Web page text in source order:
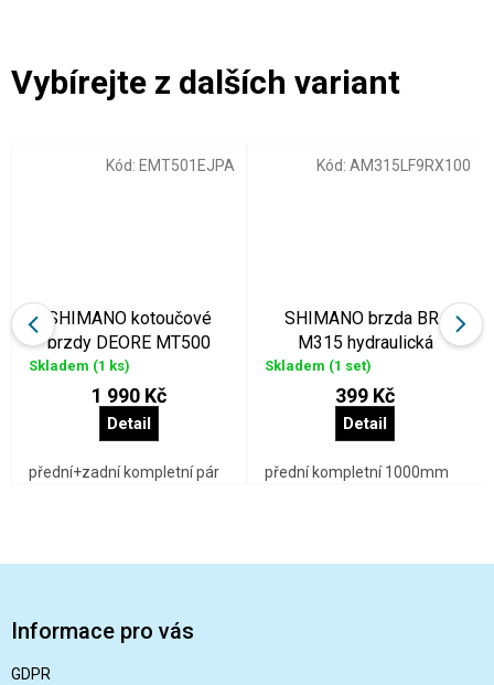
SHIMANO kotoučové
brzdy DEORE MT500
komplet
Skladem (1 ks)
1 990 Kč
Detail
přední+zadní kompletní pár
Kód: EMT501EJPA
SHIMANO brzda BR-
M315 hydraulická
kompletní
Skladem (1 set)
399 Kč
Detail
přední kompletní 1000mm
Kód: AM315LF9RX100
Informace pro vás
GDPR